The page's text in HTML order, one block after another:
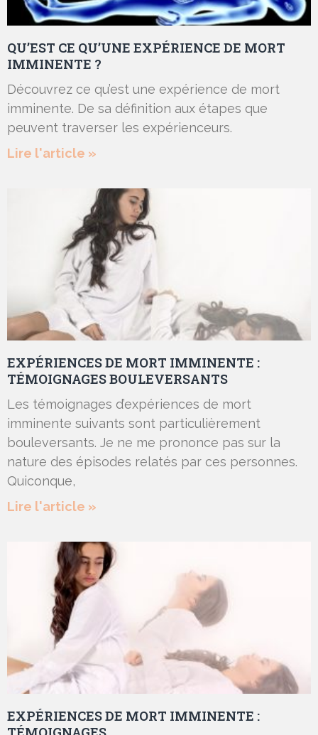
QU’EST CE QU’UNE EXPÉRIENCE DE MORT
IMMINENTE ?
Découvrez ce qu’est une expérience de mort
imminente. De sa définition aux étapes que
peuvent traverser les expérienceurs.
Lire l'article »
EXPÉRIENCES DE MORT IMMINENTE :
TÉMOIGNAGES BOULEVERSANTS
Les témoignages d’expériences de mort
imminente suivants sont particulièrement
bouleversants. Je ne me prononce pas sur la
nature des épisodes relatés par ces personnes.
Quiconque,
Lire l'article »
EXPÉRIENCES DE MORT IMMINENTE :